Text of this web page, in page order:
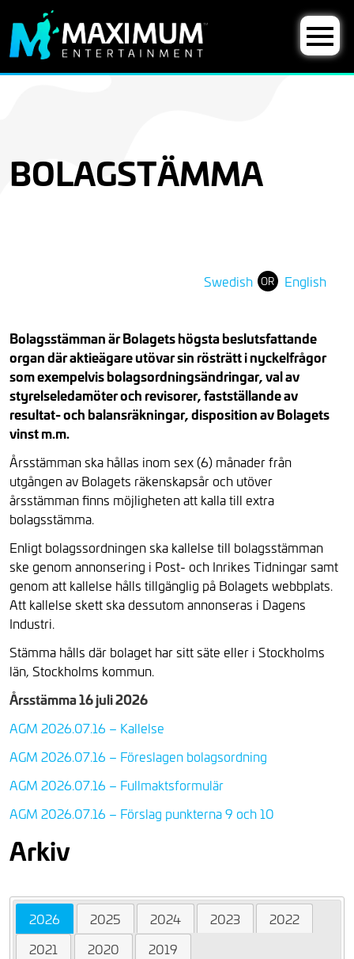
BOLAGSTÄMMA
Swedish OR English
Bolagsstämman är Bolagets högsta beslutsfattande
organ där aktieägare utövar sin rösträtt i nyckelfrågor
som exempelvis bolagsordningsändringar, val av
styrelseledamöter och revisorer, fastställande av
resultat- och balansräkningar, disposition av Bolagets
vinst m.m.
Årsstämman ska hållas inom sex (6) månader från
utgången av Bolagets räkenskapsår och utöver
årsstämman finns möjligheten att kalla till extra
bolagsstämma.
Enligt bolagssordningen ska kallelse till bolagsstämman
ske genom annonsering i Post- och Inrikes Tidningar samt
genom att kallelse hålls tillgänglig på Bolagets webbplats.
Att kallelse skett ska dessutom annonseras i Dagens
Industri.
Stämma hålls där bolaget har sitt säte eller i Stockholms
län, Stockholms kommun.
Årsstämma 16 juli 2026
AGM 2026.07.16 – Kallelse
AGM 2026.07.16 – Föreslagen bolagsordning
AGM 2026.07.16 – Fullmaktsformulär
AGM 2026.07.16 – Förslag punkterna 9 och 10
Arkiv
2026 2025 2024 2023
2022
2021
2020 2019